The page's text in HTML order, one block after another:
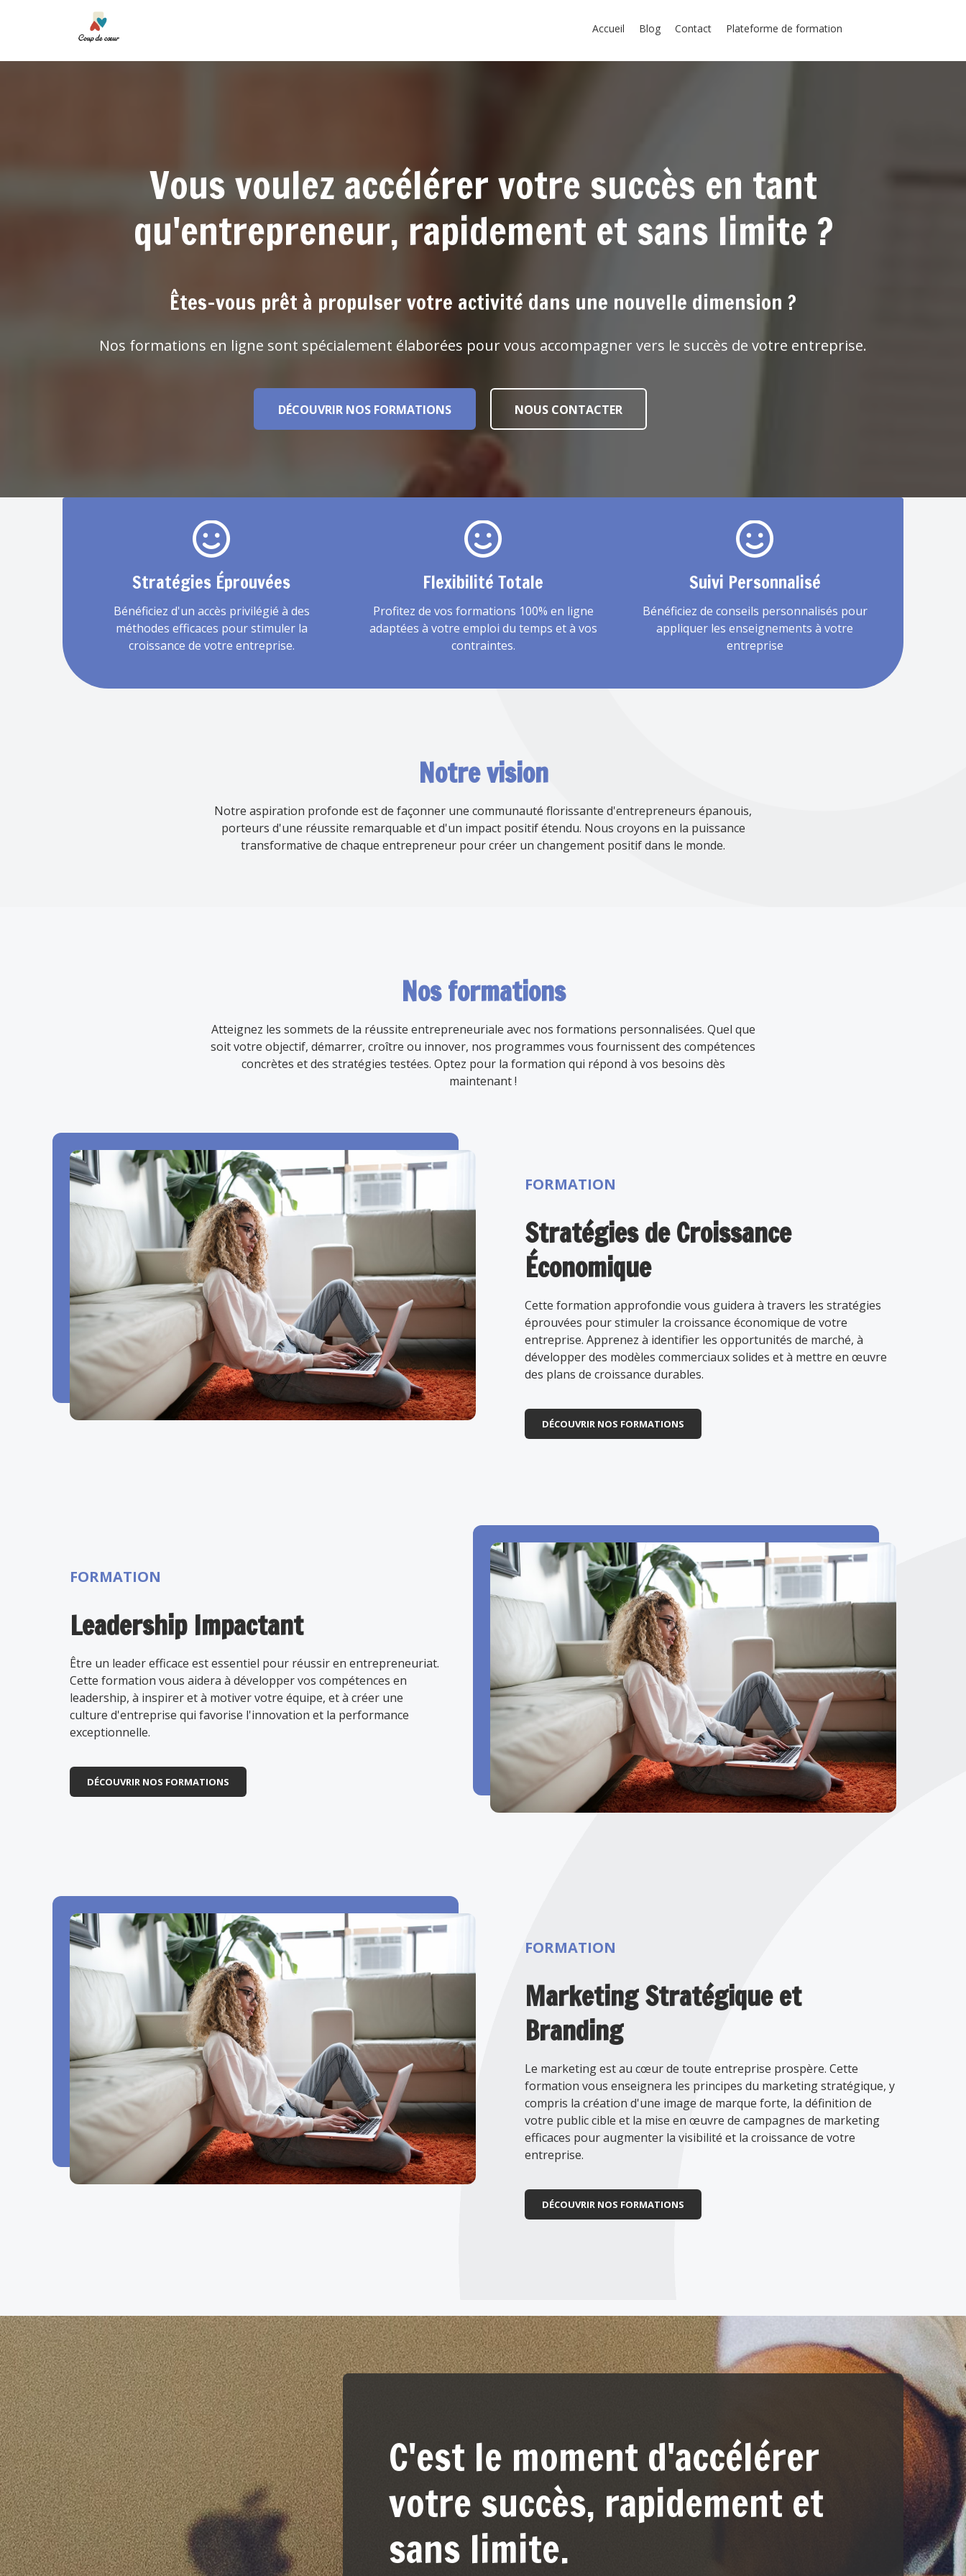
Accueil Blog Contact Plateforme de formation
Vous voulez accélérer votre succès en tant
qu'entrepreneur, rapidement et sans limite ?
Êtes-vous prêt à propulser votre activité dans une nouvelle dimension ?
Nos formations en ligne sont spécialement élaborées pour vous accompagner vers le succès de votre entreprise.
DÉCOUVRIR NOS FORMATIONS NOUS CONTACTER
Stratégies Éprouvées
Bénéficiez d'un accès privilégié à des
méthodes efficaces pour stimuler la
croissance de votre entreprise.
Flexibilité Totale
Profitez de vos formations 100% en ligne
adaptées à votre emploi du temps et à vos
contraintes.
Suivi Personnalisé
Bénéficiez de conseils personnalisés pour
appliquer les enseignements à votre
entreprise
Notre vision
Notre aspiration profonde est de façonner une communauté florissante d'entrepreneurs épanouis,
porteurs d'une réussite remarquable et d'un impact positif étendu. Nous croyons en la puissance
transformative de chaque entrepreneur pour créer un changement positif dans le monde.
Nos formations
Atteignez les sommets de la réussite entrepreneuriale avec nos formations personnalisées. Quel que
soit votre objectif, démarrer, croître ou innover, nos programmes vous fournissent des compétences
concrètes et des stratégies testées. Optez pour la formation qui répond à vos besoins dès
maintenant !
FORMATION
Stratégies de Croissance
Économique
Cette formation approfondie vous guidera à travers les stratégies
éprouvées pour stimuler la croissance économique de votre
entreprise. Apprenez à identifier les opportunités de marché, à
développer des modèles commerciaux solides et à mettre en œuvre
des plans de croissance durables.
DÉCOUVRIR NOS FORMATIONS
FORMATION
Leadership Impactant
Être un leader efficace est essentiel pour réussir en entrepreneuriat.
Cette formation vous aidera à développer vos compétences en
leadership, à inspirer et à motiver votre équipe, et à créer une
culture d'entreprise qui favorise l'innovation et la performance
exceptionnelle.
DÉCOUVRIR NOS FORMATIONS
FORMATION
Marketing Stratégique et
Branding
Le marketing est au cœur de toute entreprise prospère. Cette
formation vous enseignera les principes du marketing stratégique, y
compris la création d'une image de marque forte, la définition de
votre public cible et la mise en œuvre de campagnes de marketing
efficaces pour augmenter la visibilité et la croissance de votre
entreprise.
DÉCOUVRIR NOS FORMATIONS
C'est le moment d'accélérer
votre succès, rapidement et
sans limite.